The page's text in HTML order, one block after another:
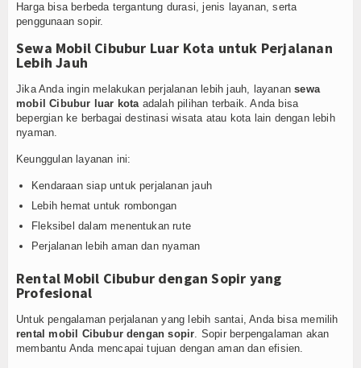
Harga bisa berbeda tergantung durasi, jenis layanan, serta
penggunaan sopir.
Sewa Mobil Cibubur Luar Kota untuk Perjalanan
Lebih Jauh
Jika Anda ingin melakukan perjalanan lebih jauh, layanansewa
mobil Cibubur luar kotaadalah pilihan terbaik. Anda bisa
bepergian ke berbagai destinasi wisata atau kota lain dengan lebih
nyaman.
Keunggulan layanan ini:
Kendaraan siap untuk perjalanan jauh
Lebih hemat untuk rombongan
Fleksibel dalam menentukan rute
Perjalanan lebih aman dan nyaman
Rental Mobil Cibubur dengan Sopir yang
Profesional
Untuk pengalaman perjalanan yang lebih santai, Anda bisa memilih
rental mobil Cibubur dengan sopir. Sopir berpengalaman akan
membantu Anda mencapai tujuan dengan aman dan efisien.